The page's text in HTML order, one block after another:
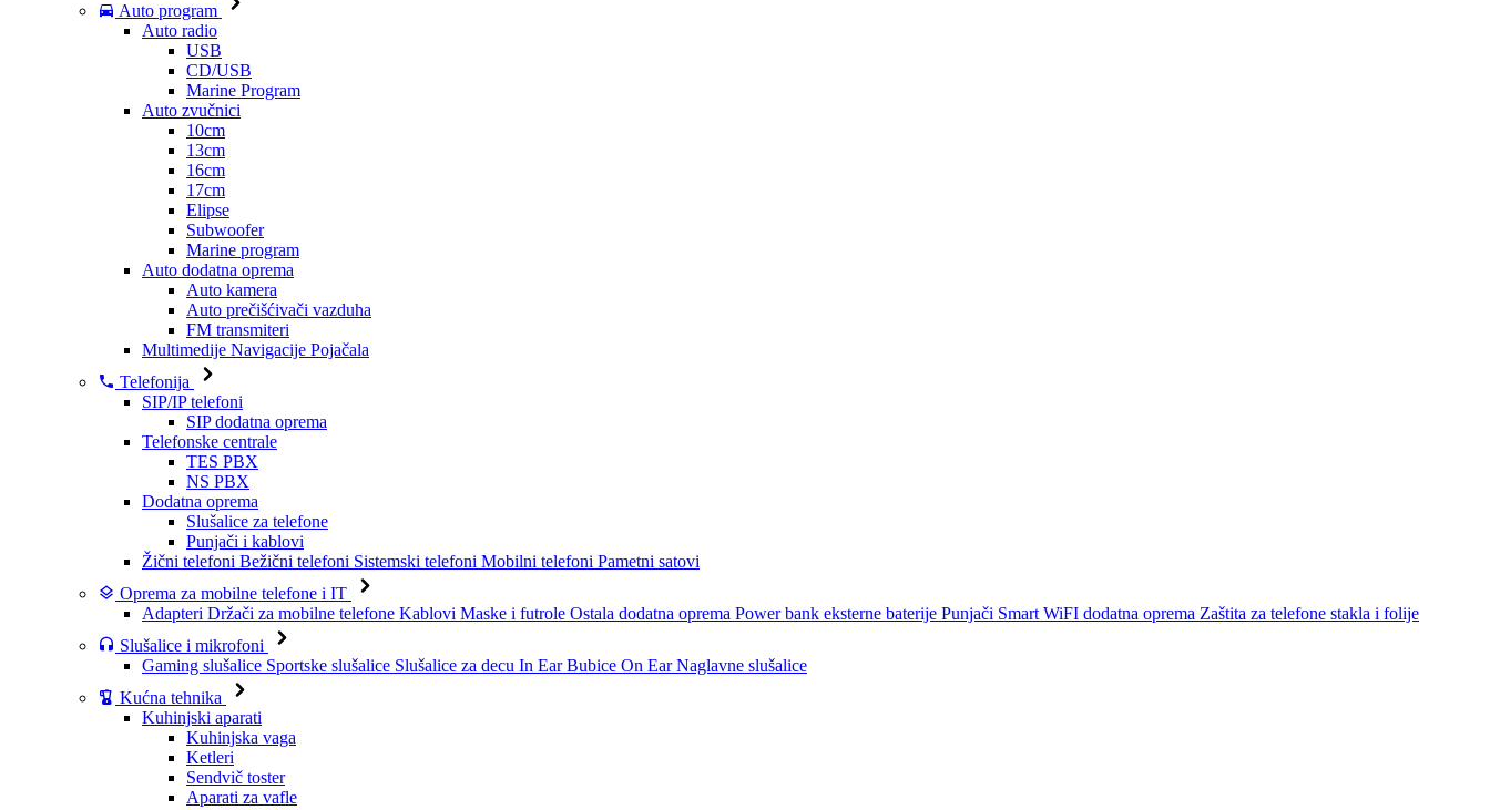
Auto program
Auto radio
USB
CD/USB
Marine Program
Auto zvučnici
10cm
13cm
16cm
17cm
Elipse
Subwoofer
Marine program
Auto dodatna oprema
Auto kamera
Auto prečišćivači vazduha
FM transmiteri
Multimedije Navigacije Pojačala
Telefonija
SIP/IP telefoni
SIP dodatna oprema
Telefonske centrale
TES PBX
NS PBX
Dodatna oprema
Slušalice za telefone
Punjači i kablovi
Žični telefoni Bežični telefoni Sistemski telefoni Mobilni telefoni Pametni satovi
Oprema za mobilne telefone i IT
Adapteri Držači za mobilne telefone Kablovi Maske i futrole Ostala dodatna oprema Power bank eksterne baterije Punjači Smart WiFI dodatna oprema Zaštita za telefone stakla i folije
Slušalice i mikrofoni
Gaming slušalice Sportske slušalice Slušalice za decu In Ear Bubice On Ear Naglavne slušalice
Kućna tehnika
Kuhinjski aparati
Kuhinjska vaga
Ketleri
Sendvič toster
Aparati za vafle